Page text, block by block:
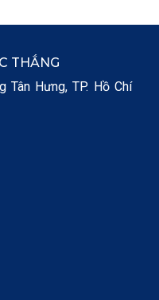
THẮNG
Tân Hưng, TP. Hồ Chí